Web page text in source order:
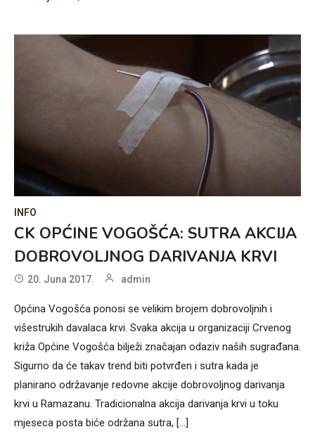
INFO
CK OPĆINE VOGOŠĆA: SUTRA AKCIJA
DOBROVOLJNOG DARIVANJA KRVI
20. Juna 2017. admin
Općina Vogošća ponosi se velikim brojem dobrovoljnih i
višestrukih davalaca krvi. Svaka akcija u organizaciji Crvenog
križa Općine Vogošća bilježi značajan odaziv naših sugrađana.
Sigurno da će takav trend biti potvrđen i sutra kada je
planirano održavanje redovne akcije dobrovoljnog darivanja
krvi u Ramazanu. Tradicionalna akcija darivanja krvi u toku
mjeseca posta biće održana sutra, [...]